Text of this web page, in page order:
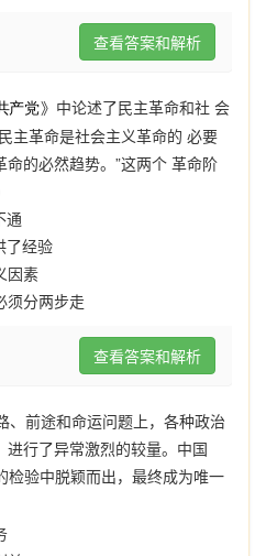
查看答案和解析
》中论述了民主革命和社 会
主革命是社会主义革命的 必要
的必然趋势。”这两个 革命阶
通
了经验
因素
须分两步走
查看答案和解析
、前途和命运问题上，各种政治
行了异常激烈的较量。中国
检验中脱颖而出，最终成为唯一
任务